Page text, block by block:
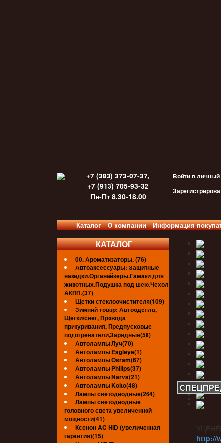
+7 (383) 373-07-37,
+7 (913) 705-93-32
Пн-Пт 8.30-18.00
Войти в личный
Каталог О компании Информация
КАТАЛОГ
00. Ароматизаторы. (76)
Автоаксессуары: Защитные
накидки.Органайзеры.Гамаки для
животных.Подушка под шею.Чехол
АКПП.(37)
Щетки стеклоочистителя(109)
Зимний товар: Автоодеяла,
Щетки/снег, Провода
прикуривания, Предпусковые
подогреватели,Зарядные(58)
Автолампы Луч(70)
Автолампы Eagleye(1)
Автолампы Osram(67)
Автолампы Philips(37)
Автолампы Narva(21)
Автолампы Koito(48)
Лампы светодиодные(264)
Лампы светодиодные
головного света увеличенной
мощности(41)
Ксенон AC HID (увеличенная
гарантия)(15)
http://